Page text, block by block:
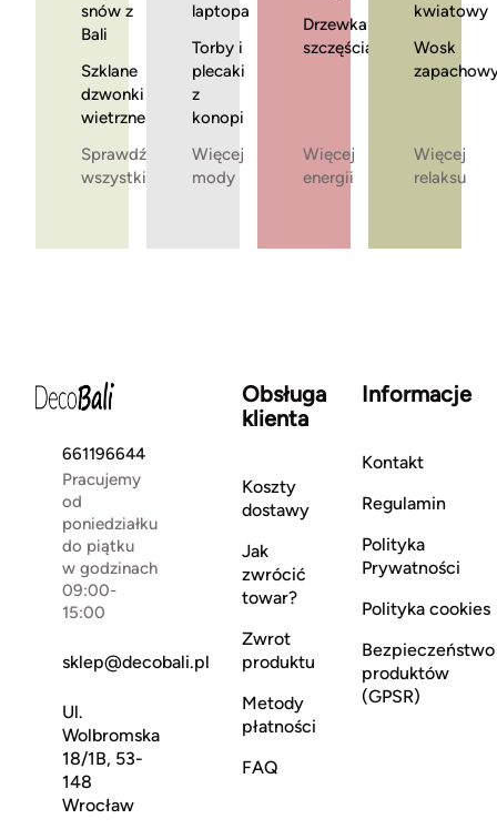
snów z
Bali
Szklane
dzwonki
wietrzne
Sprawdź
wszystkie
laptopa
Torby i
plecaki
z
konopi
Więcej
mody
Drzewka
szczęścia
Więcej
energii
kwiatowy
Wosk
Więcej
relaksu
661196644
Pracujemy
od
poniedziałku
do piątku
w godzinach
09:00-
15:00
sklep@decobali.pl
Ul.
Wolbromska
18/1B, 53-
148
Wrocław
Obsługa
klienta
Koszty
dostawy
Jak
zwrócić
towar?
Zwrot
produktu
Metody
płatności
FAQ
Informacje
Kontakt
Regulamin
Polityka
Prywatności
Polityka cookies
Bezpieczeństwo
produktów
(GPSR)